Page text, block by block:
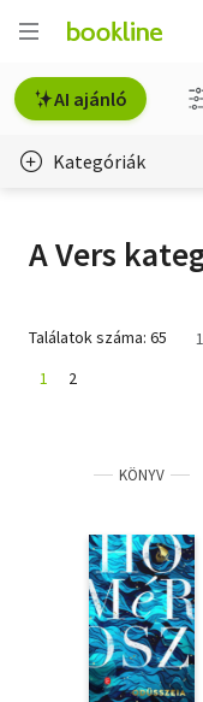
AI ajánló
Kategóriák
Erotika
Hobbi, szabadidő
Művészet
Szakkönyv
Szótár, nyelvkönyv
Tankönyv, segédkönyv
Társadalomtudomány
A Vers
Találatok száma: 65
1
2
KÖNYV